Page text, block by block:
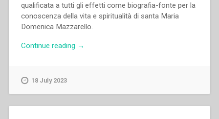
qualificata a tutti gli effetti come biografia-fonte per la
conoscenza della vita e spiritualità di santa Maria
Domenica Mazzarello.
Continue reading “Ferdinando
→
18 July 2023